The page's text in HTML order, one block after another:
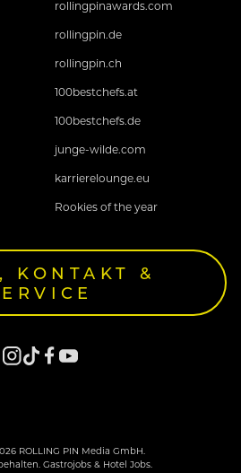
rollingpinawards.com
rollingpin.de
rollingpin.ch
100bestchefs.at
100bestchefs.de
junge-wilde.com
karrierelounge.eu
Rookies of the year
KONTAKT &
ROLLING PIN Media GmbH.
Gastrojobs & Hotel Jobs.